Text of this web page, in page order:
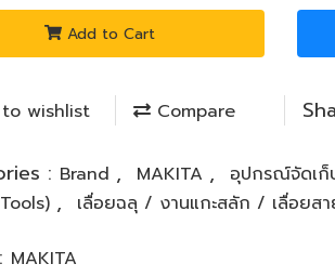
Add to Cart
wishlist Compare
: Brand , MAKITA , อุปกรณ์จัดเก็
, เลื่อยฉลุ / งานแกะสลัก / เลื่อยส
MAKITA